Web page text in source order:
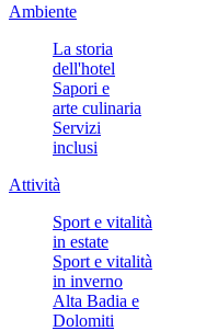
Ambiente
La storia
dell'hotel
Sapori e
arte culinaria
Servizi
inclusi
Attività
Sport e vitalità
in estate
Sport e vitalità
in inverno
Alta Badia e
Dolomiti